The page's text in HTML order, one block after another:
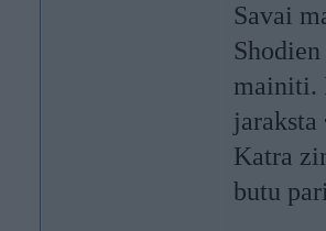
Savai
mainiti.
jaraksta
Katra
butu